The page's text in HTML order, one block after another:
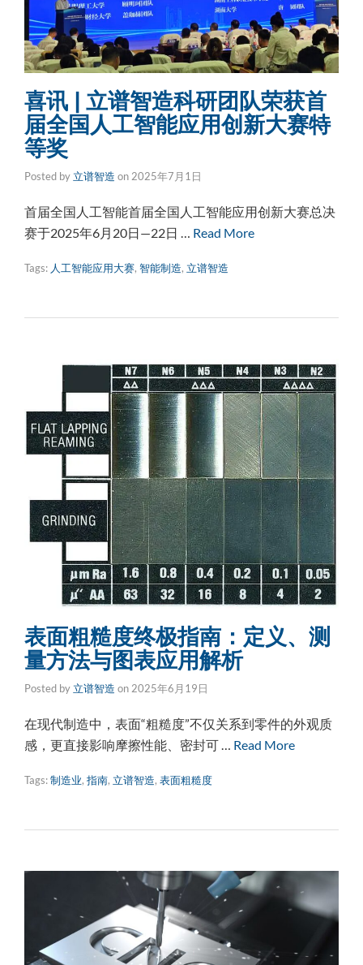
喜讯 | 立谱智造科研团队荣获首
届全国人工智能应用创新大赛特
等奖
Posted by 立谱智造 on2025年7月1日
首届全国人工智能首届全国人工智能应用创新大赛总决
赛于2025年6月20日—22日 … Read More
Tags: 人工智能应用大赛, 智能制造, 立谱智造
表面粗糙度终极指南：定义、测
量方法与图表应用解析
Posted by 立谱智造 on 2025年6月19日
在现代制造中，表面“粗糙度”不仅关系到零件的外观质
感，更直接影响摩擦性能、密封可 … Read More
Tags:制造业, 指南, 立谱智造, 表面粗糙度